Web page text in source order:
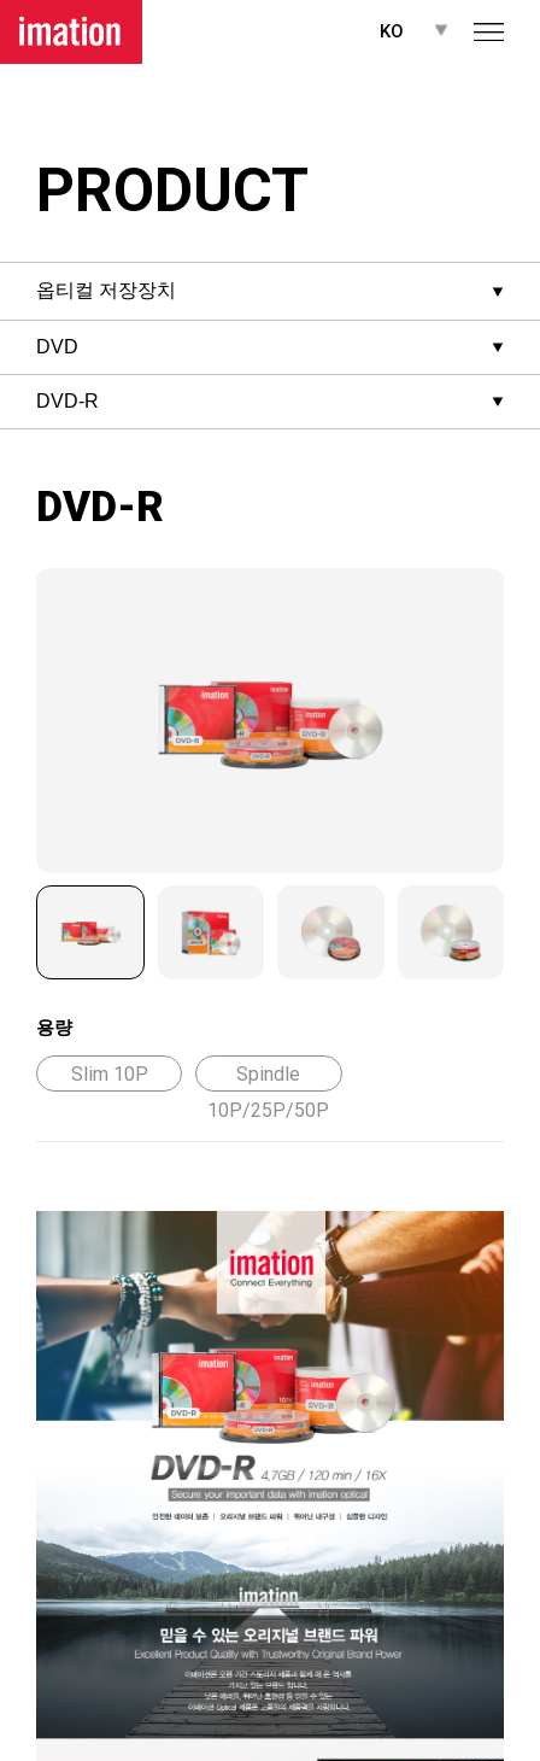
메뉴 바로가기
KO
PRODUCT
DVD-R
용량
Slim 10P
Spindle
10P/25P/50P